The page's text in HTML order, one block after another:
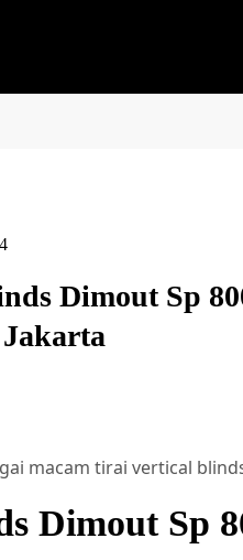
Dimout Sp
macam tirai vertical
Dimout Sp